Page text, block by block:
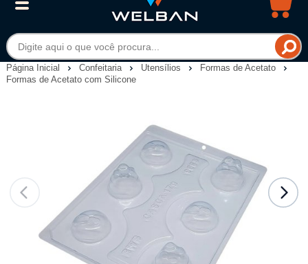
Página Inicial Confeitaria Utensílios
Formas de Acetato
Formas de Acetato com Silicone